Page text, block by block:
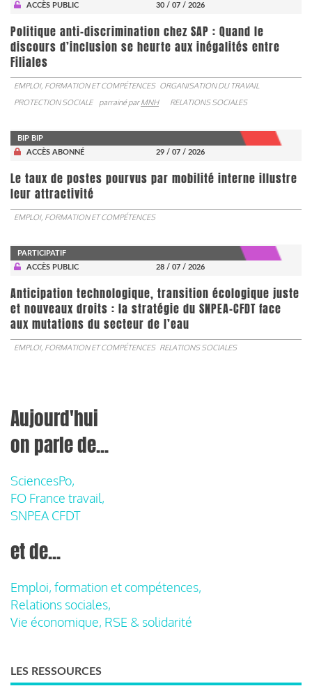
ACCÈS PUBLIC 30 / 07 / 2026
Politique anti-discrimination chez SAP : Quand le
discours d’inclusion se heurte aux inégalités entre
Filiales
EMPLOI, FORMATION ET COMPÉTENCES ORGANISATION DU TRAVAIL
PROTECTION SOCIALE
parrainé parMNH RELATIONS SOCIALES
BIP BIP
ACCÈS ABONNÉ
29 / 07 / 2026
Le taux de postes pourvus par mobilité interne illustre
leur attractivité
EMPLOI, FORMATION ET COMPÉTENCES
PARTICIPATIF
ACCÈS PUBLIC
28 / 07 / 2026
Anticipation technologique, transition écologique juste
et nouveaux droits : la stratégie du SNPEA-CFDT face
aux mutations du secteur de l’eau
EMPLOI, FORMATION ET COMPÉTENCES RELATIONS SOCIALES
Aujourd'hui
on parle de...
SciencesPo,
FO France travail,
SNPEA CFDT
et de...
Emploi, formation et compétences,
Relations sociales,
Vie économique, RSE & solidarité
LES RESSOURCES